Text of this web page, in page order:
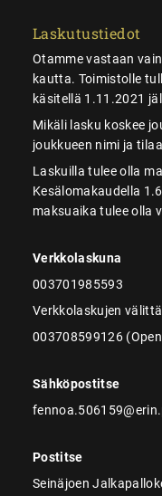
Laskutustiedot
Otamme vastaan
kautta. Toimistolle
käsitellä 1.11.2021
Mikäli lasku koskee
joukkueen nimi ja
Laskuilla tulee olla
Kesälomakaudella
maksuaika tulee olla
Verkkolaskuna
003701985593
Verkkolaskujen
003708599126
Sähköpostitse
Postitse
Seinäjoen